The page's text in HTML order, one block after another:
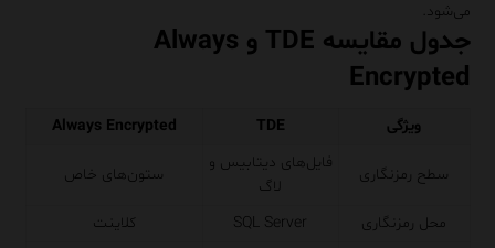
می‌شود.
جدول مقایسه TDE و Always
Encrypted
ویژگی TDE
Always Encrypted
سطح رمزنگاری
فایل‌های دیتابیس و
لاگ
ستون‌های خاص
محل رمزنگاری SQL Server
کلاینت